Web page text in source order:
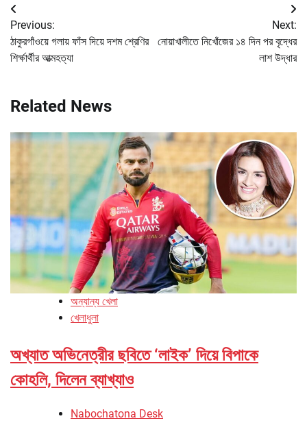
Post
navigation
Previous:
ঠাকুরগাঁওয়ে গলায় ফাঁস দিয়ে দশম শ্রেণির
শির্ক্ষার্থীর আত্মহত্যা
Next:
নোয়াখালীতে নিখোঁজের ১৪ দিন পর বৃদ্ধের
লাশ উদ্ধার
Related News
অন্যান্য খেলা
খেলাধুলা
অখ্যাত অভিনেত্রীর ছবিতে ‘লাইক’ দিয়ে বিপাকে
কোহলি, দিলেন ব্যাখ্যাও
Nabochatona Desk